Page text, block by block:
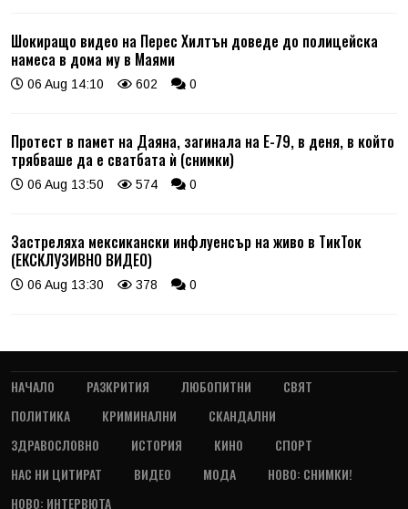
Шокиращо видео на Перес Хилтън доведе до полицейска
намеса в дома му в Маями
06 Aug 14:10 602 0
Протест в памет на Даяна, загинала на Е-79, в деня, в който
трябваше да е сватбата ѝ (снимки)
06 Aug 13:50 574 0
Застреляха мексикански инфлуенсър на живо в ТикТок
(ЕКСКЛУЗИВНО ВИДЕО)
06 Aug 13:30 378 0
НАЧАЛО РАЗКРИТИЯ ЛЮБОПИТНИ
СВЯТ
ПОЛИТИКА
КРИМИНАЛНИ
СКАНДАЛНИ
ЗДРАВОСЛОВНО
ИСТОРИЯ КИНО
СПОРТ
НАС НИ ЦИТИРАТ
ВИДЕО МОДА
НОВО: СНИМКИ!
НОВО: ИНТЕРВЮТА